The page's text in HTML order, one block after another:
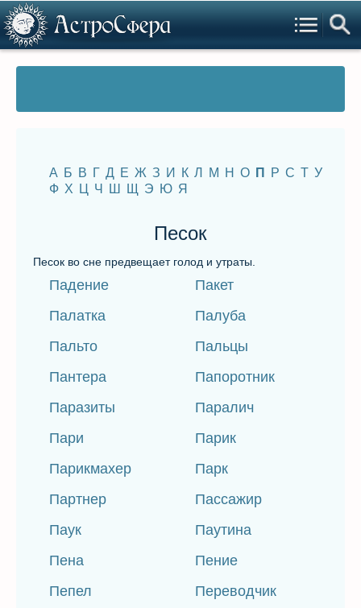
А Б В Г Д Е Ж З И К Л М Н О П Р С Т У
Ф Х Ц Ч Ш Щ Э Ю Я
Песок
Песок во сне предвещает голод и утраты.
Падение
Пакет
Палатка
Палуба
Пальто
Пальцы
Пантера
Папоротник
Паразиты
Паралич
Пари
Парик
Парикмахер
Парк
Партнер
Пассажир
Паук
Паутина
Пена
Пение
Пепел
Переводчик